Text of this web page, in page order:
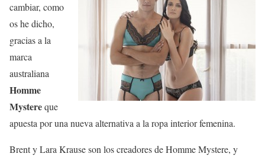
cambiar, como
os he dicho,
gracias a la
marca
australiana
Homme
Mystereque
apuesta por una nueva alternativa a la ropa interior femenina.
Brent y Lara Krause son los creadores de Homme Mystere, y